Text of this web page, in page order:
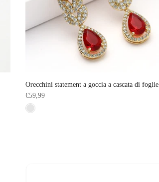
Orecchini statement a goccia a cascata di foglie
€59,99